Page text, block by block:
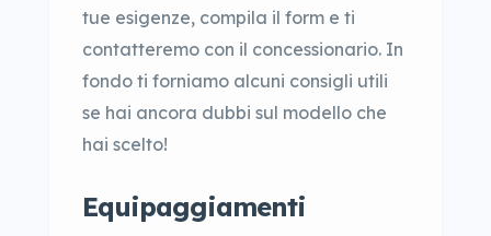
tue esigenze, compila il form e ti
contatteremo con il concessionario. In
fondo ti forniamo alcuni consigli utili
se hai ancora dubbi sul modello che
hai scelto!
Equipaggiamenti